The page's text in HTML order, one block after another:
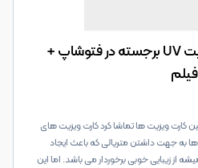
آموزش طراحی کارت ویزیت UV برجسته در فتوشاپ +
فیلم
کارت ویزیت ها تماشا کرد کارت ویزیت های
به جهت داشتن متریالی که باعث ایجاد
زیبایی خوبی برخوردار می باشد. اما این